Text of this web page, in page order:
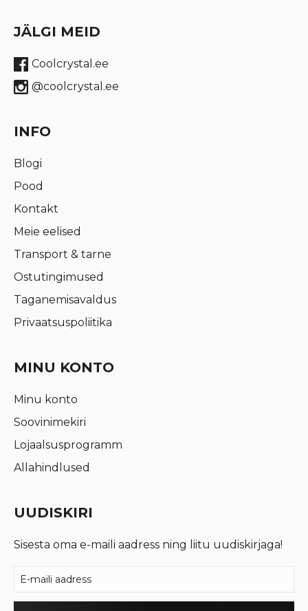
JÄLGI MEID
Coolcrystal.ee
@coolcrystal.ee
INFO
Blogi
Pood
Kontakt
Meie eelised
Transport & tarne
Ostutingimused
Taganemisavaldus
Privaatsuspoliitika
MINU KONTO
Minu konto
Soovinimekiri
Lojaalsusprogramm
Allahindlused
UUDISKIRI
Sisesta oma e-maili aadress ning liitu uudiskirjaga!